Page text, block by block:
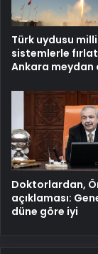
Türk uydusu milli
sistemlerle
Ankara meydan
Doktorlardan,
açıklaması:
düne göre iyi